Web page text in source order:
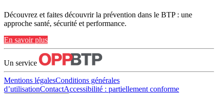
Découvrez et faites découvrir la prévention dans le BTP : une
approche santé, sécurité et performance.
En savoir plus
Un service
Mentions légalesConditions générales
d’utilisationContactAccessibilité : partiellement conforme